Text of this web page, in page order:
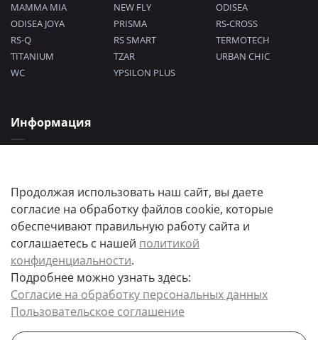
MAMMA MIA
NEW FLY
ODISEA
ODISEA JOYA
PRISMA
RS-CROSS
RS-Q
RS SMART
TERMOTECH
TITANIUM
TZAR
URBAN CHIC
WC
YPSILON PLUS
Информация
Пользовательское соглашение
Цены товаров и их количество, а так же комплектация и цвета носят
информационный характер.
Точную стоимость и наличие товара, уточняйте у менеджера.
Продолжая использовать наш сайт, вы даете
согласие на обработку файлов cookie, которые
обеспечивают правильную работу сайта и
соглашаетесь с нашей политикой
конфиденциальности.
Подробнее можно узнать здесь:
Согласие на обработку персональных данных
Пользовательское соглашение